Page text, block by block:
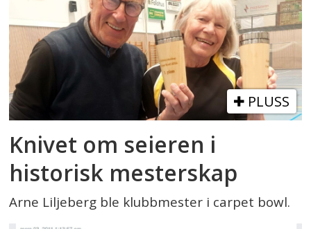
PLUSS
Knivet om seieren i
historisk mesterskap
Arne Liljeberg ble klubbmester i carpet bowl.